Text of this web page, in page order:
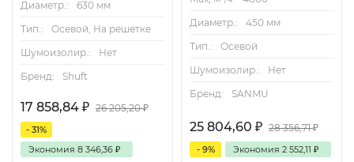
Диаметр.:
630 мм
Тип.:
Осевой, На решетке
Шумоизолир.:
Нет
Бренд:
Shuft
17 858,84 ₽ 26 205,20₽
- 31%
Экономия 8 346,36 ₽
Диаметр.:
450 мм
Тип.:
Осевой
Шумоизолир.:
Нет
Бренд:
SANMU
25 804,60 ₽ 28 356,71₽
- 9% Экономия 2 552,11 ₽